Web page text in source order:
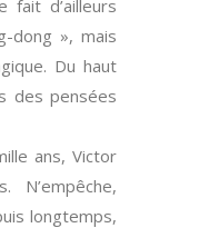
fait d’ailleurs
dong », mais
Du haut
des pensées
ans, Victor
N’empêche,
longtemps,